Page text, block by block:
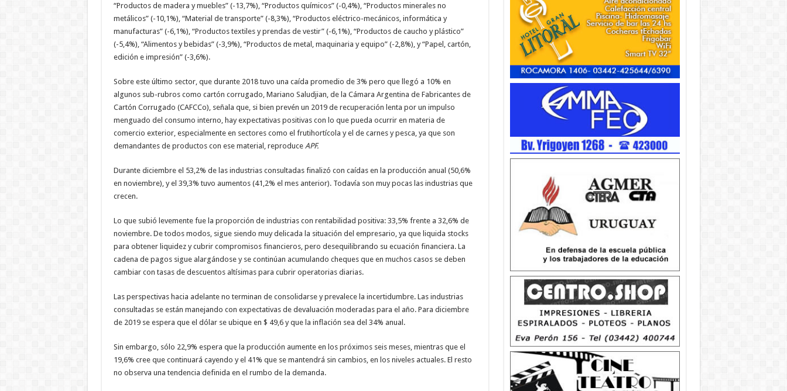
“Productos de madera y muebles” (-13,7%), “Productos químicos” (-0,4%), “Productos minerales no
metálicos” (-10,1%), “Material de transporte” (-8,3%), “Productos eléctrico-mecánicos, informática y
manufacturas” (-6,1%), “Productos textiles y prendas de vestir” (-6,1%), “Productos de caucho y plástico”
(-5,4%), “Alimentos y bebidas” (-3,9%), “Productos de metal, maquinaria y equipo” (-2,8%), y “Papel, cartón,
edición e impresión” (-3,6%).
Sobre este último sector, que durante 2018 tuvo una caída promedio de 3% pero que llegó a 10% en
algunos sub-rubros como cartón corrugado, Mariano Saludjian, de la Cámara Argentina de Fabricantes de
Cartón Corrugado (CAFCCo), señala que, si bien prevén un 2019 de recuperación lenta por un impulso
menguado del consumo interno, hay expectativas positivas con lo que pueda ocurrir en materia de
comercio exterior, especialmente en sectores como el frutihortícola y el de carnes y pesca, ya que son
demandantes de productos con ese material, reproduce APF.
Durante diciembre el 53,2% de las industrias consultadas finalizó con caídas en la producción anual (50,6%
en noviembre), y el 39,3% tuvo aumentos (41,2% el mes anterior). Todavía son muy pocas las industrias que
crecen.
Lo que subió levemente fue la proporción de industrias con rentabilidad positiva: 33,5% frente a 32,6% de
noviembre. De todos modos, sigue siendo muy delicada la situación del empresario, ya que liquida stocks
para obtener liquidez y cubrir compromisos financieros, pero desequilibrando su ecuación financiera. La
cadena de pagos sigue alargándose y se continúan acumulando cheques que en muchos casos se deben
cambiar con tasas de descuentos altísimas para cubrir operatorias diarias.
Las perspectivas hacia adelante no terminan de consolidarse y prevalece la incertidumbre. Las industrias
consultadas se están manejando con expectativas de devaluación moderadas para el año. Para diciembre
de 2019 se espera que el dólar se ubique en $ 49,6 y que la inflación sea del 34% anual.
Sin embargo, sólo 22,9% espera que la producción aumente en los próximos seis meses, mientras que el
19,6% cree que continuará cayendo y el 41% que se mantendrá sin cambios, en los niveles actuales. El resto
no observa una tendencia definida en el rumbo de la demanda.